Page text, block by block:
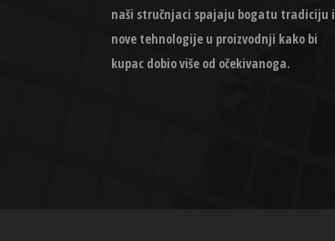
naši stručnjaci spajaju bogatu tradiciju i
nove tehnologije u proizvodnji kako bi
kupac dobio više od očekivanoga.